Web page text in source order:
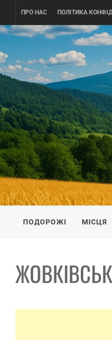
content
ПРО НАС ПОЛІТИКА
ПОДОРОЖI ПО
ПОДОРОЖІ МІСЦЯ